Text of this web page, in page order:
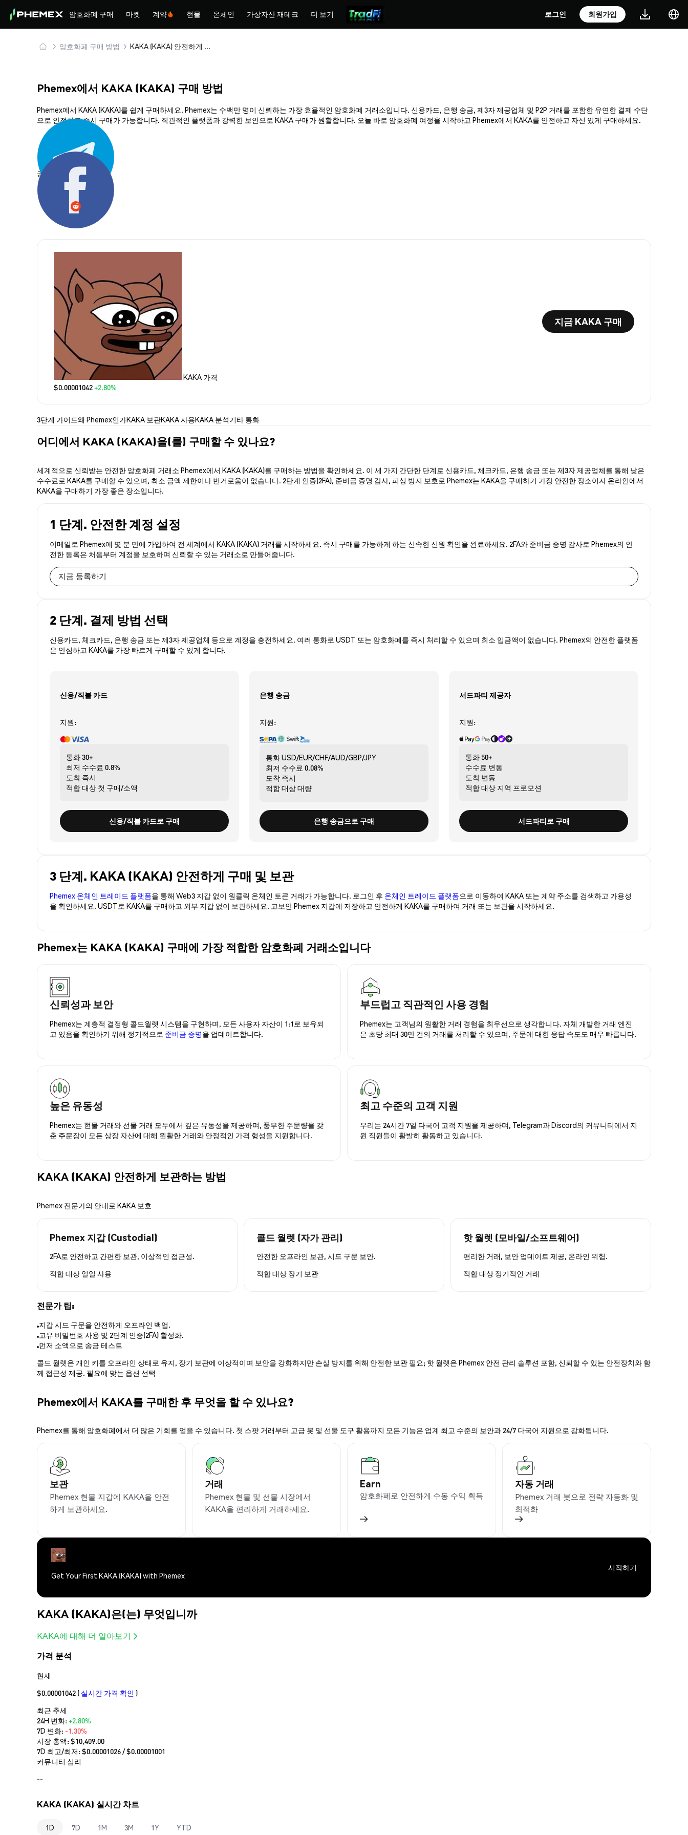
암호화폐 구매 마켓 계약 현물 온체인 가상자산 재테크 더 보기 로그인 회원가입
암호화폐 구매 방법 KAKA (KAKA) 안전하게 구매 및 보관
Phemex에서 KAKA (KAKA) 구매 방법
Phemex에서 KAKA (KAKA)를 쉽게 구매하세요. Phemex는 수백만 명이 신뢰하는 가장 효율적인 암호화폐 거래소입니다. 신용카드, 은행 송금, 제3자 제공업체 및 P2P 거래를 포함한 유연한 결제 수단
으로 안전하고 즉시 구매가 가능합니다. 직관적인 플랫폼과 강력한 보안으로 KAKA 구매가 원활합니다. 오늘 바로 암호화폐 여정을 시작하고 Phemex에서 KAKA를 안전하고 자신 있게 구매하세요.
공유하기:
KAKA 가격
$0.00001042+2.80%
지금 KAKA 구매
3단계 가이드왜 Phemex인가KAKA 보관KAKA 사용KAKA 분석기타 통화
어디에서 KAKA (KAKA)을(를) 구매할 수 있나요?
세계적으로 신뢰받는 안전한 암호화폐 거래소 Phemex에서 KAKA (KAKA)를 구매하는 방법을 확인하세요. 이 세 가지 간단한 단계로 신용카드, 체크카드, 은행 송금 또는 제3자 제공업체를 통해 낮은
수수료로 KAKA를 구매할 수 있으며, 최소 금액 제한이나 번거로움이 없습니다. 2단계 인증(2FA), 준비금 증명 감사, 피싱 방지 보호로 Phemex는 KAKA을 구매하기 가장 안전한 장소이자 온라인에서
KAKA을 구매하기 가장 좋은 장소입니다.
1 단계. 안전한 계정 설정
이메일로 Phemex에 몇 분 만에 가입하여 전 세계에서 KAKA (KAKA) 거래를 시작하세요. 즉시 구매를 가능하게 하는 신속한 신원 확인을 완료하세요. 2FA와 준비금 증명 감사로 Phemex의 안
전한 등록은 처음부터 계정을 보호하며 신뢰할 수 있는 거래소로 만들어줍니다.
지금 등록하기
2 단계. 결제 방법 선택
신용카드, 체크카드, 은행 송금 또는 제3자 제공업체 등으로 계정을 충전하세요. 여러 통화로 USDT 또는 암호화폐를 즉시 처리할 수 있으며 최소 입금액이 없습니다. Phemex의 안전한 플랫폼
은 안심하고 KAKA를 가장 빠르게 구매할 수 있게 합니다.
신용/직불 카드
지원:
통화30+
최저 수수료 0.8%
도착 즉시
적합 대상 첫 구매/소액
신용/직불 카드로 구매
은행 송금
지원:
통화USD/EUR/CHF/AUD/GBP/JPY
최저 수수료 0.08%
도착 즉시
적합 대상대량
은행 송금으로 구매
서드파티 제공자
지원:
통화 50+
수수료 변동
도착 변동
적합 대상 지역 프로모션
서드파티로 구매
3 단계. KAKA (KAKA) 안전하게 구매 및 보관
Phemex 온체인 트레이드 플랫폼을 통해 Web3 지갑 없이 원클릭 온체인 토큰 거래가 가능합니다. 로그인 후 온체인 트레이드 플랫폼으로 이동하여 KAKA 또는 계약 주소를 검색하고 가용성
을 확인하세요. USDT로 KAKA를 구매하고 외부 지갑 없이 보관하세요. 고보안 Phemex 지갑에 저장하고 안전하게 KAKA를 구매하여 거래 또는 보관을 시작하세요.
Phemex는 KAKA (KAKA) 구매에 가장 적합한 암호화폐 거래소입니다
신뢰성과 보안
Phemex는 계층적 결정형 콜드월렛 시스템을 구현하며, 모든 사용자 자산이 1:1로 보유되
고 있음을 확인하기 위해 정기적으로 준비금 증명을 업데이트합니다.
부드럽고 직관적인 사용 경험
Phemex는 고객님의 원활한 거래 경험을 최우선으로 생각합니다. 자체 개발한 거래 엔진
은 초당 최대 30만 건의 거래를 처리할 수 있으며, 주문에 대한 응답 속도도 매우 빠릅니다.
높은 유동성
Phemex는 현물 거래와 선물 거래 모두에서 깊은 유동성을 제공하며, 풍부한 주문량을 갖
춘 주문장이 모든 상장 자산에 대해 원활한 거래와 안정적인 가격 형성을 지원합니다.
최고 수준의 고객 지원
우리는 24시간 7일 다국어 고객 지원을 제공하며, Telegram과 Discord의 커뮤니티에서 지
원 직원들이 활발히 활동하고 있습니다.
KAKA (KAKA) 안전하게 보관하는 방법
Phemex 전문가의 안내로 KAKA 보호
Phemex 지갑 (Custodial)
2FA로 안전하고 간편한 보관, 이상적인 접근성.
적합 대상 일일 사용
콜드 월렛 (자가 관리)
안전한 오프라인 보관, 시드 구문 보안.
적합 대상 장기 보관
핫 월렛 (모바일/소프트웨어)
편리한 거래, 보안 업데이트 제공, 온라인 위험.
적합 대상 정기적인 거래
전문가 팁:
지갑 시드 구문을 안전하게 오프라인 백업.
고유 비밀번호 사용 및 2단계 인증(2FA) 활성화.
먼저 소액으로 송금 테스트
콜드 월렛은 개인 키를 오프라인 상태로 유지, 장기 보관에 이상적이며 보안을 강화하지만 손실 방지를 위해 안전한 보관 필요; 핫 월렛은 Phemex 안전 관리 솔루션 포함, 신뢰할 수 있는 안전장치와 함
께 접근성 제공. 필요에 맞는 옵션 선택
Phemex에서 KAKA를 구매한 후 무엇을 할 수 있나요?
Phemex를 통해 암호화폐에서 더 많은 기회를 얻을 수 있습니다. 첫 스팟 거래부터 고급 봇 및 선물 도구 활용까지 모든 기능은 업계 최고 수준의 보안과 24/7 다국어 지원으로 강화됩니다.
보관
Phemex 현물 지갑에 KAKA을 안전
하게 보관하세요.
거래
Phemex 현물 및 선물 시장에서
KAKA을 편리하게 거래하세요.
Earn
암호화폐로 안전하게 수동 수익 획득
자동 거래
Phemex 거래 봇으로 전략 자동화 및
최적화
Get Your First KAKA (KAKA) with Phemex
시작하기
KAKA (KAKA)은(는) 무엇입니까
KAKA에 대해 더 알아보기
가격 분석
현재
$0.00001042 ( 실시간 가격 확인 )
최근 추세
24H 변화:+2.80%
7D 변화: -1.30%
시장 총액:$10,409.00
7D 최고/최저: $0.00001026/ $0.00001001
커뮤니티 심리
--
KAKA (KAKA) 실시간 차트
1D 7D 1M 3M 1Y YTD